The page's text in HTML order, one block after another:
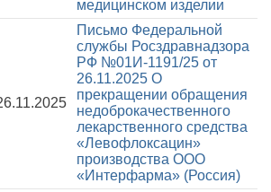
медицинском изделии
Письмо Федеральной
службы Росздравнадзора
РФ №01И-1191/25 от
26.11.2025 О
прекращении обращения
недоброкачественного
лекарственного средства
«Левофлоксацин»
производства ООО
«Интерфарма» (Россия)